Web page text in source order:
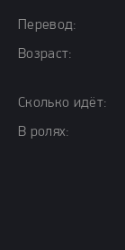
Перевод:
Возраст:
Сколько идёт:
В ролях: